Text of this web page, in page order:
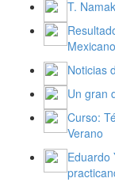
T.
Noticias
Un gran
Curso:
Verano
Eduardo